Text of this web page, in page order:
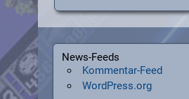
News-Feeds
Kommentar-Feed
WordPress.org